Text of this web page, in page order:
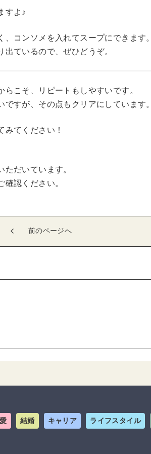
すよ♪
、コンソメを入れてスープにできます
ているので、ぜひどうぞ。
こそ、リピートもしやすいです。
ですが、その点もクリアにしています
てください！
だいています。
認ください。
前のページへ
結婚 キャリア ライフスタイル